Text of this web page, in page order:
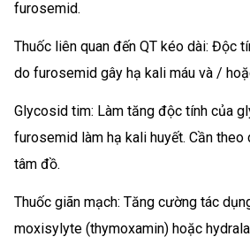
furosemid.
Thuốc liên quan đến QT kéo dài: Độc
do furosemid gây hạ kali máu và /
Glycosid tim: Làm tăng độc tính của
furosemid làm hạ kali huyết. Cần theo
tâm đồ.
Thuốc giãn mạch: Tăng cường tác
moxisylyte (thymoxamin) hoặc